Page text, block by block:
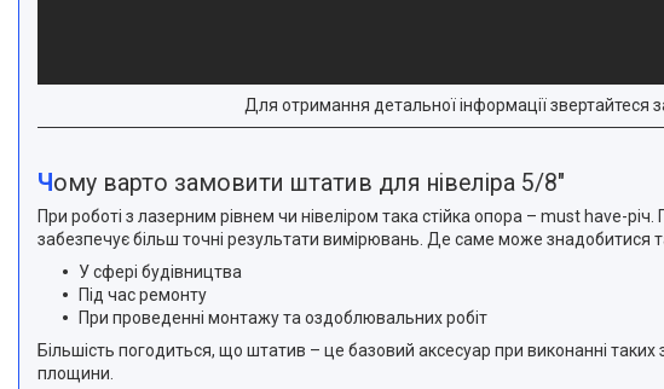
Для отримання детальної інформації звертайтеся
Чому варто замовити штатив для нівеліра 5/8"
При роботі з лазерним рівнем чи нівеліром така стійка опора – must have-
забезпечує більш точні результати вимірювань. Де саме може знадобитися
У сфері будівництва
Під час ремонту
При проведенні монтажу та оздоблювальних робіт
Більшість погодиться, що штатив – це базовий аксесуар при виконанні таких
площини.